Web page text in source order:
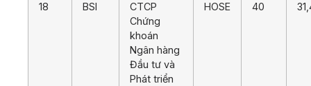
18 BSI
CTCP
Chứng
khoán
Ngân hàng
Đầu tư và
Phát triển
HOSE 40